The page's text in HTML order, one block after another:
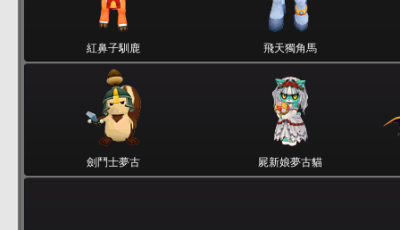
紅鼻子馴鹿 飛天獨角馬
劍鬥士夢古 屍新娘夢古貓